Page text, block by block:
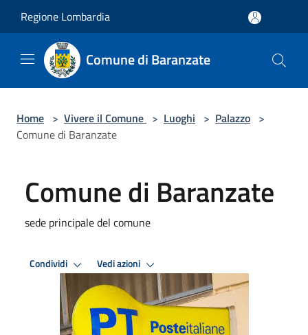
Regione Lombardia
Comune di Baranzate
Home > Vivere il Comune > Luoghi > Palazzo >
Comune di Baranzate
Comune di Baranzate
sede principale del comune
Condividi Vedi azioni